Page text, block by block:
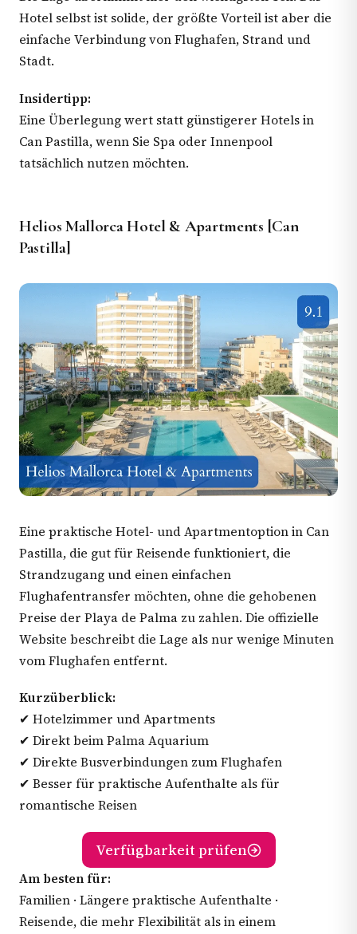
Hotel selbst ist solide, der größte Vorteil ist aber die
einfache Verbindung von Flughafen, Strand und
Stadt.
Insidertipp:
Eine Überlegung wert statt günstigerer Hotels in
Can Pastilla, wenn Sie Spa oder Innenpool
tatsächlich nutzen möchten.
Helios Mallorca Hotel & Apartments [Can
Pastilla]
Eine praktische Hotel- und Apartmentoption in Can
Pastilla, die gut für Reisende funktioniert, die
Strandzugang und einen einfachen
Flughafentransfer möchten, ohne die gehobenen
Preise der Playa de Palma zu zahlen. Die offizielle
Website beschreibt die Lage als nur wenige Minuten
vom Flughafen entfernt.
Kurzüberblick:
✔ Hotelzimmer und Apartments
✔ Direkt beim Palma Aquarium
✔ Direkte Busverbindungen zum Flughafen
✔ Besser für praktische Aufenthalte als für
romantische Reisen
Verfügbarkeit prüfen
Am besten für:
Familien · Längere praktische Aufenthalte ·
Reisende, die mehr Flexibilität als in einem